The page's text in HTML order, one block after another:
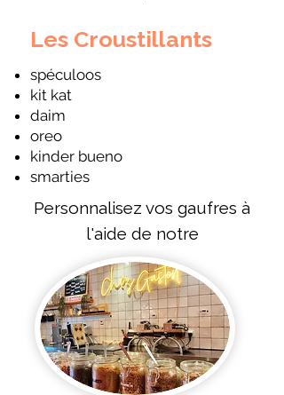
Les Croustillants
spéculoos
kit kat
daim
oreo
kinder bueno
smarties
Personnalisez vos gaufres à
l'aide de notre